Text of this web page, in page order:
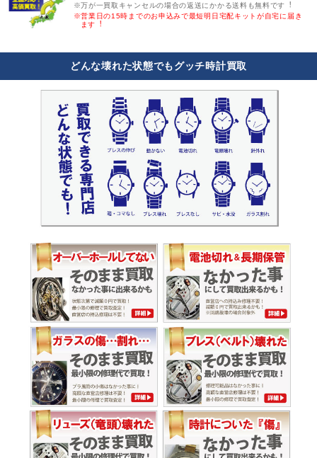
※万が一買取キャンセルの場合の返送にかかる送料も無料です︕
※営業日の15時までのお申込みで最短明日宅配キットが自宅に届き
ます︕
どんな壊れた状態でもグッチ時計買取